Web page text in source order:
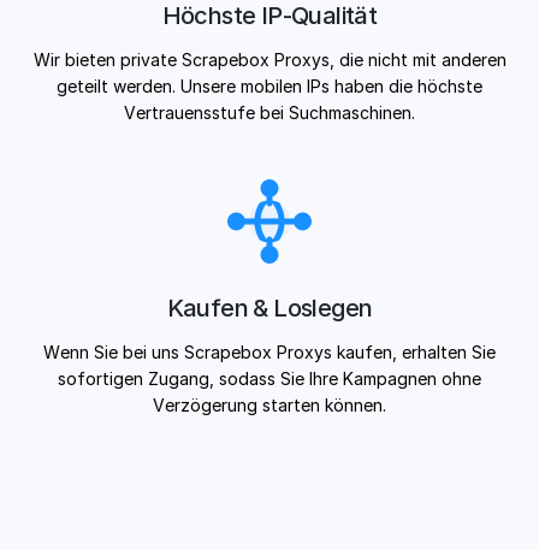
Höchste IP-Qualität
Wir bieten private Scrapebox Proxys, die nicht mit anderen
geteilt werden. Unsere mobilen IPs haben die höchste
Vertrauensstufe bei Suchmaschinen.
Kaufen & Loslegen
Wenn Sie bei uns Scrapebox Proxys kaufen, erhalten Sie
sofortigen Zugang, sodass Sie Ihre Kampagnen ohne
Verzögerung starten können.